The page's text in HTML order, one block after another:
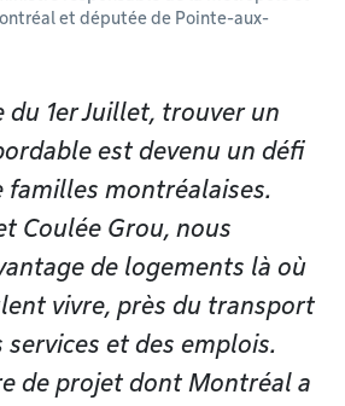
et députée de Pointe-aux-
du 1er Juillet, trouver un
est devenu un défi
familles montréalaises.
Coulée Grou, nous
de logements là où
vivre, près du transport
et des emplois.
de projet dont Montréal a